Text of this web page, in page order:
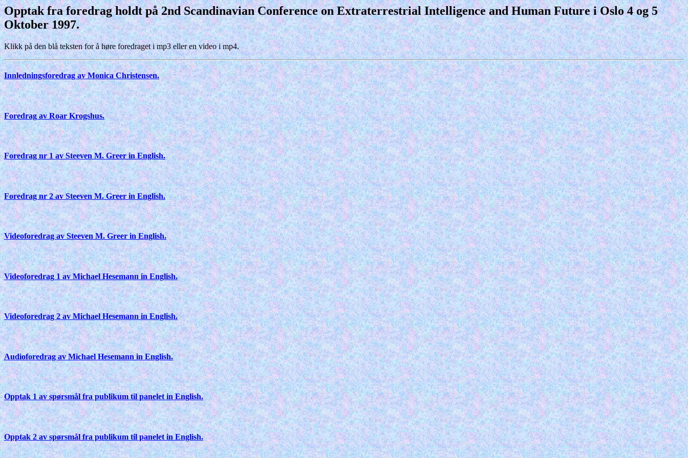
Opptak fra foredrag holdt på 2nd Scandinavian Conference on Extraterrestrial Intelligence and Human Future i Oslo 4 og 5
Oktober 1997.
Klikk på den blå teksten for å høre foredraget i mp3 eller en video i mp4.
Innledningsforedrag av Monica Christensen.
Foredrag av Roar Krogshus.
Foredrag nr 1 av Steeven M. Greer in English.
Foredrag nr 2 av Steeven M. Greer in English.
Videoforedrag av Steeven M. Greer in English.
Videoforedrag 1 av Michael Hesemann in English.
Videoforedrag 2 av Michael Hesemann in English.
Audioforedrag av Michael Hesemann in English.
Opptak 1 av spørsmål fra publikum til panelet in English.
Opptak 2 av spørsmål fra publikum til panelet in English.